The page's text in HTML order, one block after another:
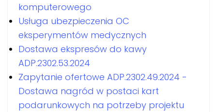
komputerowego
Usługa ubezpieczenia OC
eksperymentów medycznych
Dostawa ekspresów do kawy
ADP.2302.53.2024
Zapytanie ofertowe ADP.2302.49.2024 -
Dostawa nagród w postaci kart
podarunkowych na potrzeby projektu